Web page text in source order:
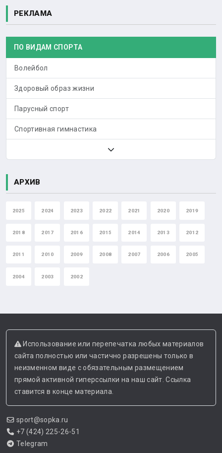
РЕКЛАМА
ПО ВИДАМ СПОРТА
Волейбол
Здоровый образ жизни
Парусный спорт
Спортивная гимнастика
АРХИВ
2025 2024 2023 2022 2021 2020 2019
2018 2017 2016 2015 2014 2013 2012
2011 2010 2009 2008 2007 2006 2005
2004 2003 2002
Использование или перепечатка любых материалов
сайта полностью или частично разрешены только в
неизменном виде с обязательным размещением
прямой активной гиперссылки на наш сайт. Ссылка
ставится в конце материала.
sport@sopka.ru
+7 (424) 225-26-51
Telegram